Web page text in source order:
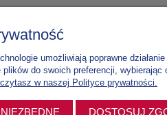
Dostawa i płatności
Blog
umożliwiają poprawne
do swoich preferencji, wybierając
w naszej Polityce prywatności.
DOSTOSUJ